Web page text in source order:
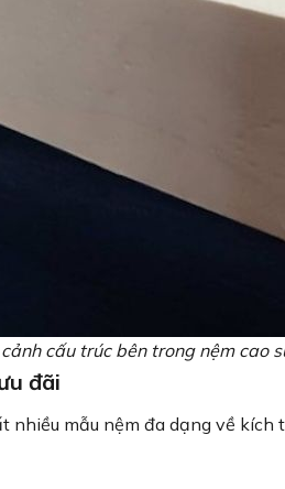
cấu trúc bên trong nệm cao
đãi
nhiều mẫu nệm đa dạng về